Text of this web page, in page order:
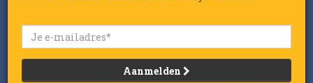
Aanmelden